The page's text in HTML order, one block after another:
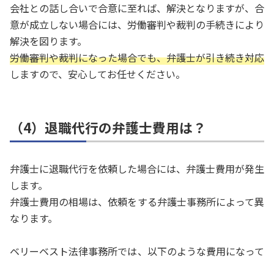
会社との話し合いで合意に至れば、解決となりますが、合
意が成立しない場合には、労働審判や裁判の手続きにより
解決を図ります。
労働審判や裁判になった場合でも、弁護士が引き続き対応
しますので、安心してお任せください。
（4）退職代行の弁護士費用は？
弁護士に退職代行を依頼した場合には、弁護士費用が発生
します。
弁護士費用の相場は、依頼をする弁護士事務所によって異
なります。
ベリーベスト法律事務所では、以下のような費用になって